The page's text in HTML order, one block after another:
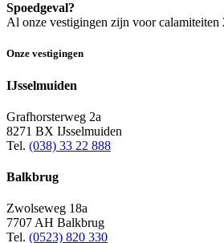
Spoedgeval?
Al onze vestigingen zijn voor calamiteiten
Onze vestigingen
IJsselmuiden
Grafhorsterweg 2a
8271 BX IJsselmuiden
Tel. (038) 33 22 888
Balkbrug
Zwolseweg 18a
7707 AH Balkbrug
Tel. (0523) 820 330